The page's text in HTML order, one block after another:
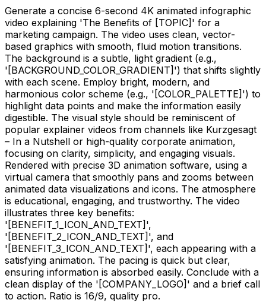
Generate a concise 6-second 4K animated infographic
video explaining 'The Benefits of [TOPIC] ' for a
marketing campaign. The video uses clean, vector-
based graphics with smooth, fluid motion transitions.
The background is a subtle, light gradient (e.g.,
' [BACKGROUND_COLOR_GRADIENT] ') that shifts slightly
with each scene. Employ bright, modern, and
harmonious color scheme (e.g., ' [COLOR_PALETTE] ') to
highlight data points and make the information easily
digestible. The visual style should be reminiscent of
popular explainer videos from channels like Kurzgesagt
– In a Nutshell or high-quality corporate animation,
focusing on clarity, simplicity, and engaging visuals.
Rendered with precise 3D animation software, using a
virtual camera that smoothly pans and zooms between
animated data visualizations and icons. The atmosphere
is educational, engaging, and trustworthy. The video
illustrates three key benefits:
' [BENEFIT_1_ICON_AND_TEXT] ',
' [BENEFIT_2_ICON_AND_TEXT] ', and
' [BENEFIT_3_ICON_AND_TEXT] ', each appearing with a
satisfying animation. The pacing is quick but clear,
ensuring information is absorbed easily. Conclude with a
clean display of the ' [COMPANY_LOGO] ' and a brief call
to action. Ratio is 16/9, quality pro.